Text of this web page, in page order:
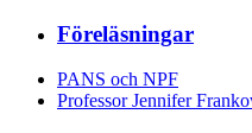
Föreläsningar
PANS och NPF
Professor Jennifer